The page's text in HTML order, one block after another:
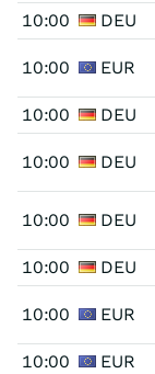
10:00
DEU
10:00 EUR
10:00 DEU
10:00 DEU
10:00 DEU
10:00 DEU
10:00 EUR
10:00 EUR